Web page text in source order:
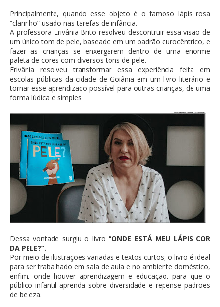
Principalmente, quando esse objeto é o famoso lápis rosa
“clarinho” usado nas tarefas de infância.
A professora Erivânia Brito resolveu descontruir essa visão de
um único tom de pele, baseado em um padrão eurocêntrico, e
fazer as crianças se enxergarem dentro de uma enorme
paleta de cores com diversos tons de pele.
Erivânia resolveu transformar essa experiência feita em
escolas públicas da cidade de Goiânia em um livro literário e
tornar esse aprendizado possível para outras crianças, de uma
forma lúdica e simples.
Dessa vontade surgiu o livro“ONDE ESTÁ MEU LÁPIS COR
DA PELE?”.
Por meio de ilustrações variadas e textos curtos, o livro é ideal
para ser trabalhado em sala de aula e no ambiente doméstico,
enfim, onde houver aprendizagem e educação, para que o
público infantil aprenda sobre diversidade e repense padrões
de beleza.